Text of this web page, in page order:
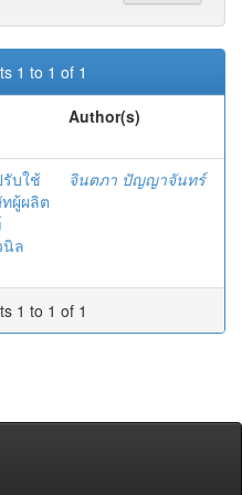
1 to 1 of 1
Author(s)
รับใช้
ผู้ผลิต
นิล
จินตภา ปัญญาจันทร์
1 to 1 of 1